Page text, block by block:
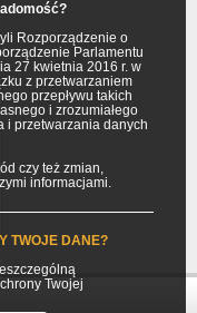
Rozporządzenie o
Parlamentu
27 kwietnia 2016 r. w
z przetwarzaniem
przepływu takich
i zrozumiałego
i przetwarzania danych
czy też zmian,
informacjami.
TWOJE DANE?
Twojej